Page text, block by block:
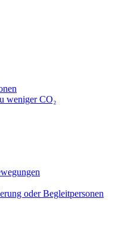
weniger CO₂
oder Begleitpersonen